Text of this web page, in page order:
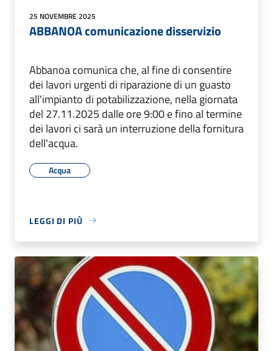
25 NOVEMBRE 2025
ABBANOA comunicazione disservizio
Abbanoa comunica che, al fine di consentire
dei lavori urgenti di riparazione di un guasto
all'impianto di potabilizzazione, nella giornata
del 27.11.2025 dalle ore 9:00 e fino al termine
dei lavori ci sarà un interruzione della fornitura
dell'acqua.
Acqua
LEGGI DI PIÙ